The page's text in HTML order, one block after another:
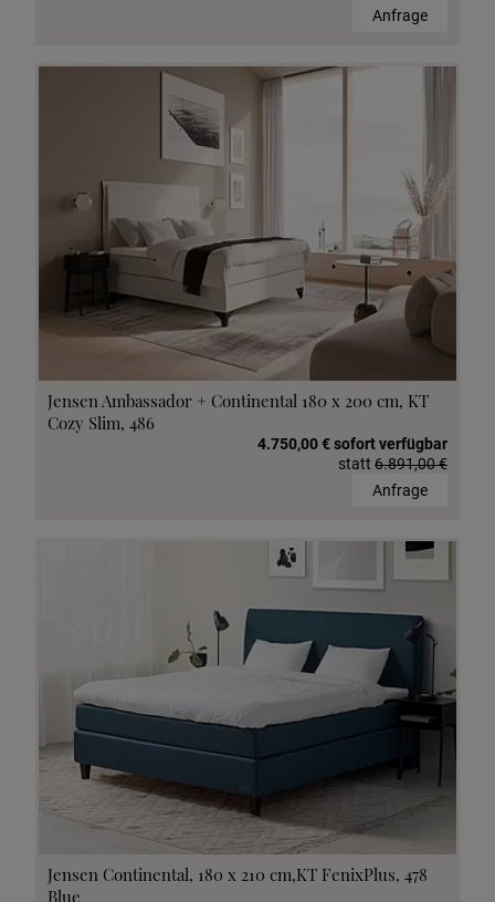
Anfrage
Jensen Ambassador + Continental 180 x 200 cm, KT
Cozy Slim, 486
4.750,00 € sofort verfügbar
statt 6.891,00 €
Anfrage
Jensen Continental, 180 x 210 cm,KT FenixPlus, 478
Blue